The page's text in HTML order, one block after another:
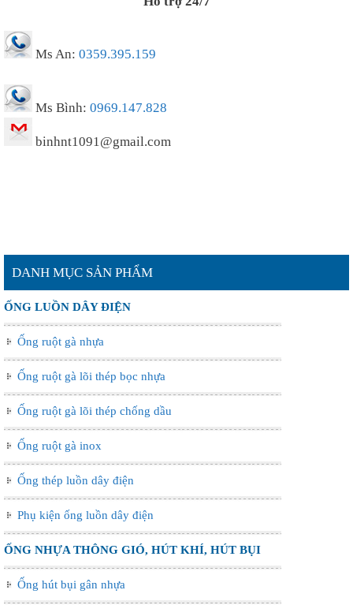
Ms An: 0359.395.159
Ms Bình: 0969.147.828
binhnt1091@gmail.com
DANH MỤC SẢN PHẨM
ỐNG LUỒN DÂY ĐIỆN
Ống ruột gà nhựa
Ống ruột gà lõi thép bọc nhựa
Ống ruột gà lõi thép chống dầu
Ống ruột gà inox
Ống thép luồn dây điện
Phụ kiện ống luồn dây điện
ỐNG NHỰA THÔNG GIÓ, HÚT KHÍ, HÚT BỤI
Ống hút bụi gân nhựa